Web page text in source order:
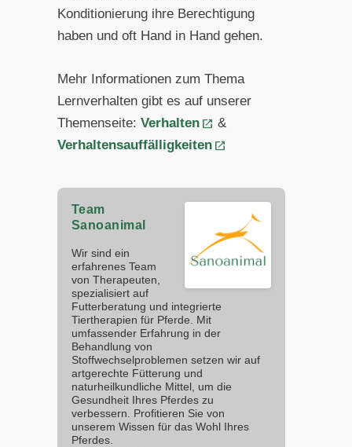
Konditionierung ihre Berechtigung
haben und oft Hand in Hand gehen.
Mehr Informationen zum Thema
Lernverhalten gibt es auf unserer
Themenseite: Verhalten
&
Verhaltensauffälligkeiten
Team
Sanoanimal
Wir sind ein
erfahrenes Team
von Therapeuten,
spezialisiert auf
Futterberatung und integrierte
Tiertherapien für Pferde. Mit
umfassender Erfahrung in der
Behandlung von
Stoffwechselproblemen setzen wir auf
artgerechte Fütterung und
naturheilkundliche Mittel, um die
Gesundheit Ihres Pferdes zu
verbessern. Profitieren Sie von
unserem Wissen für das Wohl Ihres
Pferdes.